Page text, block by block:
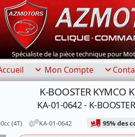
Spécialiste de la pièce technique pour
Mon Compte
K-BOOSTER KYMCO
KA-01-0642 - K-
(4T) KA-01-0642 95% des